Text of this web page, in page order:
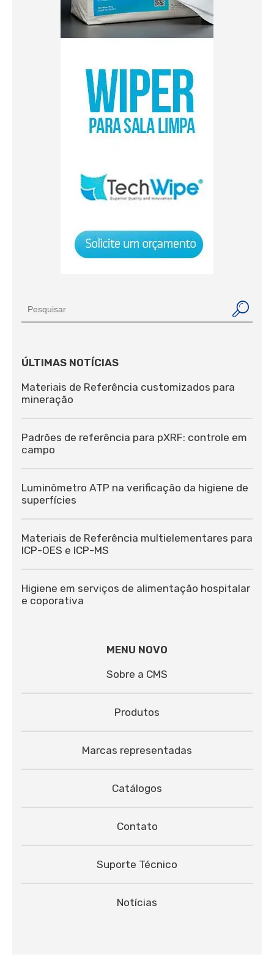
ÚLTIMAS NOTÍCIAS
Materiais de Referência customizados para
mineração
Padrões de referência para pXRF: controle em
campo
Luminômetro ATP na verificação da higiene de
superfícies
Materiais de Referência multielementares para
ICP-OES e ICP-MS
Higiene em serviços de alimentação hospitalar
e coporativa
MENU NOVO
Sobre a CMS
Produtos
Marcas representadas
Catálogos
Contato
Suporte Técnico
Notícias